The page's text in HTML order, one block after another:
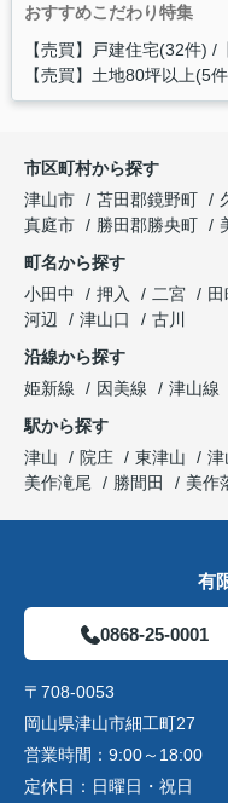
おすすめこだわり特集
【売買】戸建住宅(32件)
【売買】土地80坪以上(5
市区町村から探す
津山市
苫田郡鏡野町
真庭市
勝田郡勝央町
町名から探す
小田中
押入 二宮
河辺
津山口
古川
沿線から探す
姫新線
因美線 津山線
駅から探す
津山
院庄 東津山 津
美作滝尾
勝間田 美作
有
0868-25-0001
〒708-0053
岡山県津山市細工町27
営業時間： 9:00～18:00
定休日： 日曜日・祝日